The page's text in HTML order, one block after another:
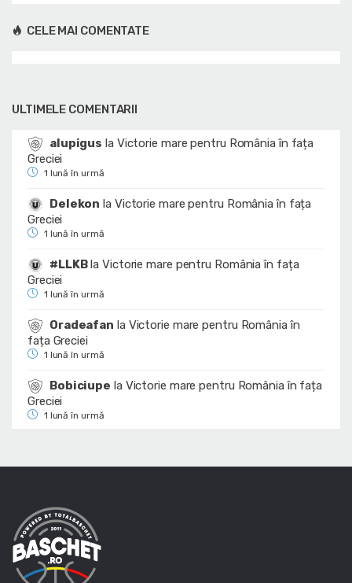
CELE MAI COMENTATE
ULTIMELE COMENTARII
alupigus la Victorie mare pentru România în fața
Greciei
1 lună în urmă
Delekon la Victorie mare pentru România în fața
Greciei
1 lună în urmă
#LLKBlaVictorie mare pentru România în fața
Greciei
1 lună în urmă
Oradeafan la Victorie mare pentru România în
fața Greciei
1 lună în urmă
Bobiciupe la Victorie mare pentru România în fața
Greciei
1 lună în urmă